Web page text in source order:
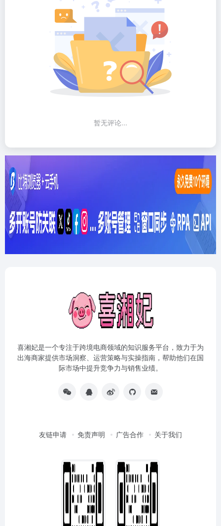
暂无评论...
喜湘妃是一个专注于跨境电商领域的知识服务平台，致力于为
出海商家提供市场洞察、运营策略与实操指南，帮助他们在国
际市场中提升竞争力与销售业绩。
友链申请 免责声明 广告合作 关于我们